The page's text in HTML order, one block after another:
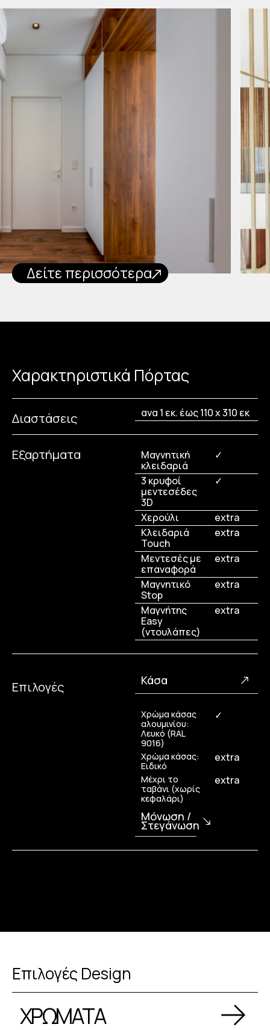
Δείτε περισσότερα
Χαρακτηριστικά Πόρτας
Διαστάσεις ανα 1 εκ. έως 110 x 310 εκ
Εξαρτήματα
Μαγνητική
κλειδαριά
✓
3 κρυφοί
μεντεσέδες
3D
✓
Χερούλι
extra
Κλειδαριά
Touch
extra
Μεντεσές με
επαναφορά
extra
Μαγνητικό
Stop
extra
Μαγνήτης
Easy
(ντουλάπες)
extra
Επιλογές Κάσα
Χρώμα κάσας
αλουμινίου:
Λευκό (RAL
9016)
✓
Χρώμα κάσας:
Ειδικό
extra
Μέχρι το
ταβάνι (χωρίς
κεφαλάρι)
extra
Μόνωση /
Στεγάνωση
Επιλογές Design
ΧΡΩΜΑΤΑ